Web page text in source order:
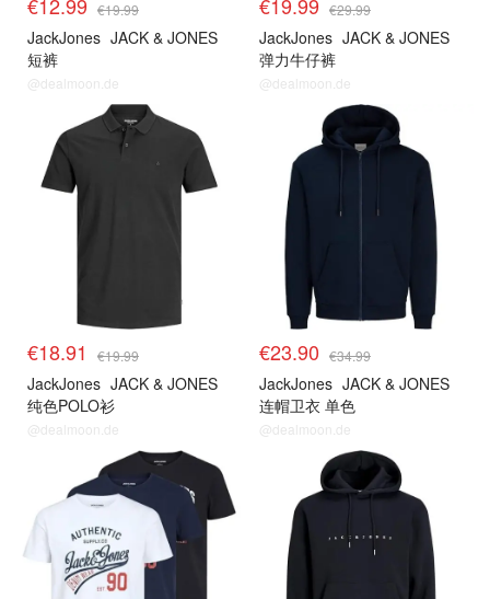
€19.99
JackJones JACK & JONES
短裤
@dealmoon.de
€29.99
JackJones JACK & JONES
弹力牛仔裤
@dealmoon.de
€18.91 €19.99
JackJones JACK & JONES
纯色POLO衫
@dealmoon.de
€23.90 €34.99
JackJones JACK & JONES
连帽卫衣 单色
@dealmoon.de